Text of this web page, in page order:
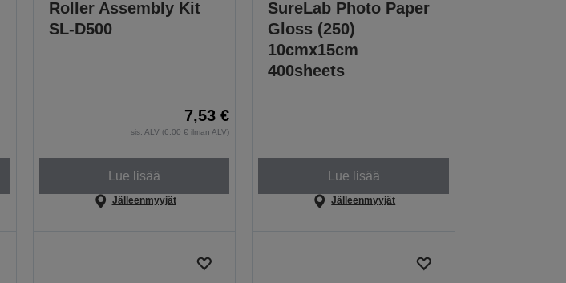
Roller Assembly Kit
SL-D500
7,53 €
sis. ALV (6,00 € ilman ALV)
Lue lisää
Jälleenmyyjät
SureLab Photo Paper
Gloss (250)
10cmx15cm
400sheets
Lue lisää
Jälleenmyyjät